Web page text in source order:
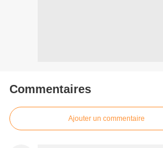
Commentaires
Ajouter un commentaire